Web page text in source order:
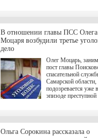
на трудоустройство
спокойную
мирной жизни.
В отношении главы ПСС Олега
Моцаря возбудили третье
дело
Олег Моцарь,
пост главы
спасательной
Самарской области,
подозревается уже
эпизоде преступной
а сам он
Ольга Сорокина рассказала о